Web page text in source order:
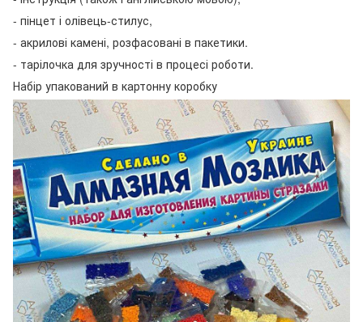
- пінцет і олівець-стилус,
- акрилові камені, розфасовані в пакетики.
- тарілочка для зручності в процесі роботи.
Набір упакований в картонну коробку